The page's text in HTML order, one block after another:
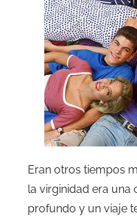
Eran otros tiempos
la virginidad era
profundo y un viaje